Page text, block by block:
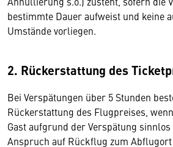
bestimmte Dauer aufweist und keine
Umstände vorliegen.
2. Rückerstattung des
Bei Verspätungen über 5 Stunden
Rückerstattung des Flugpreises,
Gast aufgrund der Verspätung
Anspruch auf Rückflug zum